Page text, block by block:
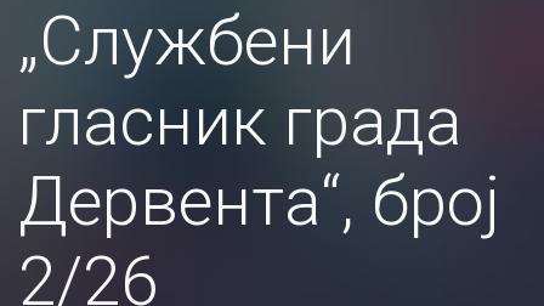
„Службени
гласник града
Дервента“, број
2/26